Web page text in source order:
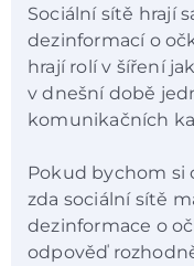
Sociální sítě hrají
dezinformací o
hrají rolí v šíření
v dnešní době
komunikačních
Pokud bychom si
zda sociální sítě
dezinformace o
odpověď